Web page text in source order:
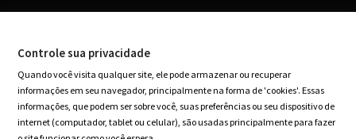
Controle sua privacidade
Quando você visita qualquer site, ele pode armazenar ou recuperar
informações em seu navegador, principalmente na forma de 'cookies'. Essas
informações, que podem ser sobre você, suas preferências ou seu dispositivo de
internet (computador, tablet ou celular), são usadas principalmente para fazer